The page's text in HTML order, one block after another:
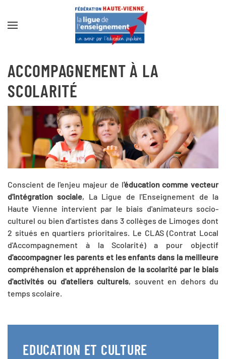
Accéder au contenu principal
ACCOMPAGNEMENT À LA
SCOLARITÉ
Conscient de l'enjeu majeur de l'éducation comme vecteur
d'intégration sociale, La Ligue de l'Enseignement de la
Haute Vienne intervient par le biais d'animateurs socio-
culturel ou bien d'artistes dans 3 collèges de Limoges dont
2 situés en quartiers prioritaires. Le CLAS (Contrat Local
d'Accompagnement à la Scolarité) a pour objectif
d'accompagner les parents et les enfants dans la meilleure
compréhension et appréhension de la scolarité par le biais
d'activités ou d'ateliers culturels, souvent en dehors du
temps scolaire.
EDUCATION ET CULTURE